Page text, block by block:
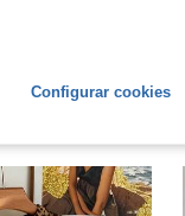
Configurar cookies